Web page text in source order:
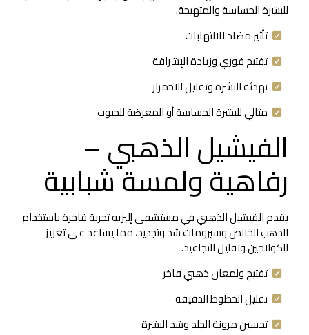
للبشرة الحساسة والمتهيجة.
تأثير مضاد للالتهابات
تفتيح فوري وزيادة الإشراقة
تهدئة البشرة وتقليل الاحمرار
مثالي للبشرة الحساسة أو المعرضة للحبوب
الفيشيل الذهبي –
رفاهية ولمسة شبابية
يقدم الفيشيل الذهبي في مستشفى إليزيه تجربة فاخرة باستخدام
الذهب الخالص وسيرومات شد وتجديد، مما يساعد على تعزيز
الكولاجين وتقليل التجاعيد.
تفتيح ولمعان ذهبي فاخر
تقليل الخطوط الدقيقة
تحسين مرونة الجلد وشد البشرة